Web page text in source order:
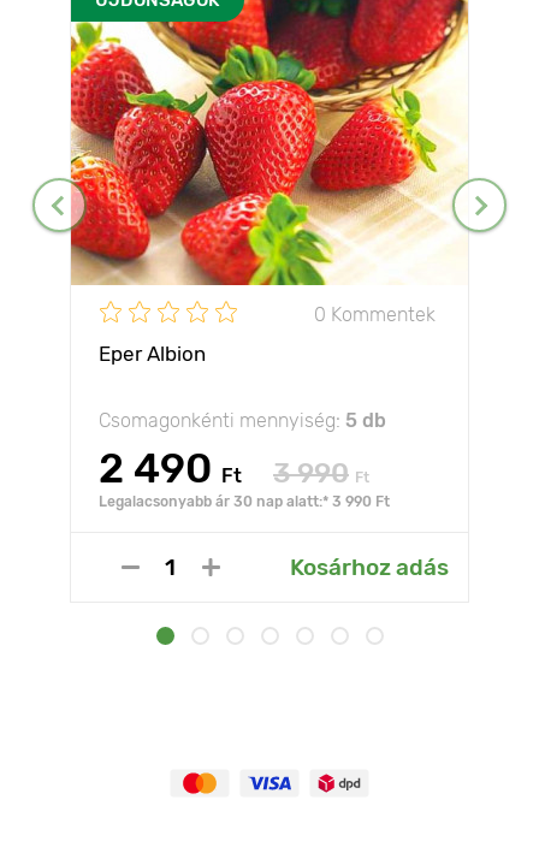
0 Kommentek
Eper Albion
Csomagonkénti mennyiség: 5 db
2 490 Ft 3 990 Ft
Legalacsonyabb ár 30 nap alatt:* 3 990 Ft
Kosárhoz adás